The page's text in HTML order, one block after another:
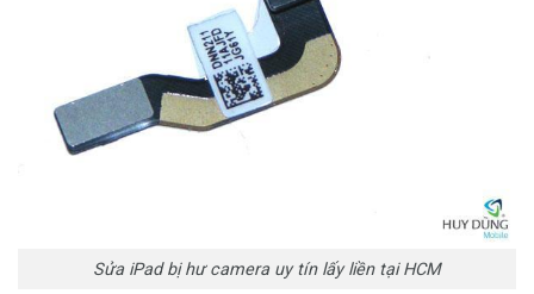
Sửa iPad bị hư camera uy tín lấy liền tại HCM